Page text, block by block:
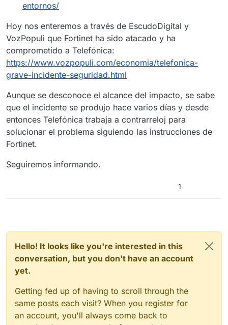
entornos/
Hoy nos enteremos a través de EscudoDigital y
VozPopuli que Fortinet ha sido atacado y ha
comprometido a Telefónica:
https://www.vozpopuli.com/economia/telefonica-
grave-incidente-seguridad.html
Aunque se desconoce el alcance del impacto, se sabe
que el incidente se produjo hace varios días y desde
entonces Telefónica trabaja a contrarreloj para
solucionar el problema siguiendo las instrucciones de
Fortinet.
Seguiremos informando.
1
Hello! It looks like you're interested in this
conversation, but you don't have an account
yet.
Getting fed up of having to scroll through the
same posts each visit? When you register for
an account, you'll always come back to